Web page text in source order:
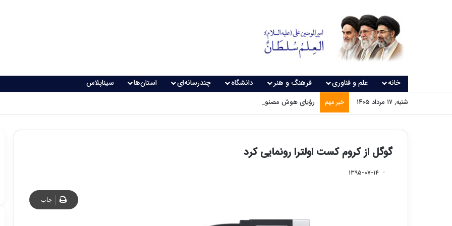
خانه علم و فناوری فرهنگ و هنر دانشگاه چندرسانه‌ای استان‌ها سیناپلاس
شنبه, ۱۷ مرداد ۱۴۰۵ خبر مهم رؤیای هوش مصنوعی چه زمانی واقعی می‌شود؟
گوگل از کروم کست اولترا رونمایی کرد
۱۳۹۵-۰۷-۱۴
چاپ